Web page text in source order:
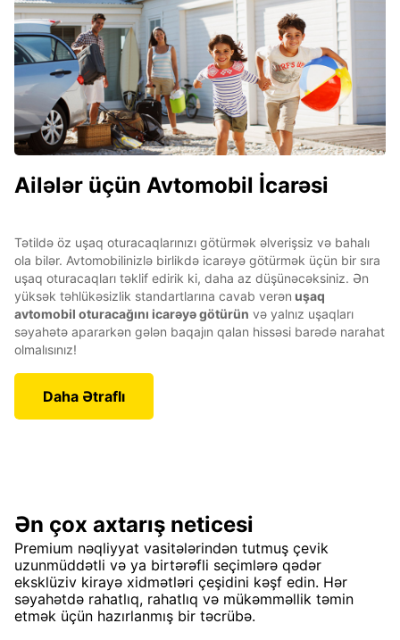
Ailələr üçün Avtomobil İcarəsi
Tətildə öz uşaq oturacaqlarınızı götürmək əlverişsiz və bahalı
ola bilər. Avtomobilinizlə birlikdə icarəyə götürmək üçün bir sıra
uşaq oturacaqları təklif edirik ki, daha az düşünəcəksiniz. Ən
yüksək təhlükəsizlik standartlarına cavab verən uşaq
avtomobil oturacağını icarəyə götürün və yalnız uşaqları
səyahətə apararkən gələn baqajın qalan hissəsi barədə narahat
olmalısınız!
Daha Ətraflı
Ən çox axtarış neticesi
Premium nəqliyyat vasitələrindən tutmuş çevik
uzunmüddətli və ya birtərəfli seçimlərə qədər
eksklüziv kirayə xidmətləri çeşidini kəşf edin. Hər
səyahətdə rahatlıq, rahatlıq və mükəmməllik təmin
etmək üçün hazırlanmış bir təcrübə.